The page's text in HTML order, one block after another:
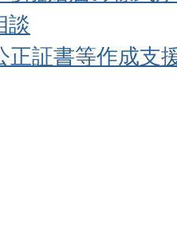
談
正証書等作成支